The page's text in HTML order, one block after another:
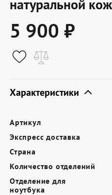
О компании
Условия доставки
Сертификат
Где купить
Партнерам
Контакты
натуральной
5 900 ₽
Характеристики
Артикул
Экспресс доставка
Страна
Количество отделений
Отделение для
ноутбука